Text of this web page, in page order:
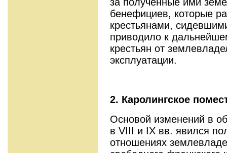
бенефициев, которые
крестьянами,
приводило к
крестьян от
эксплуатации.
2. Каролингское
Основой изменений в
в VIII и IX вв. явился
отношениях